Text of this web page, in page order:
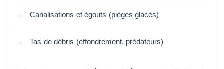
Canalisations et égouts (pièges glacés)
Tas de débris (effondrement, prédateurs)